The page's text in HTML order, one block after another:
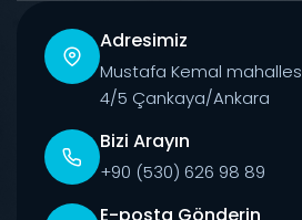
Adresimiz
Mustafa Kemal
4/5 Çankaya/Ankara
Bizi Arayın
+90 (530) 626 98 89